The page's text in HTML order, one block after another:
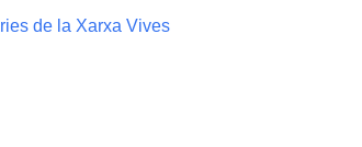
de la Xarxa Vives